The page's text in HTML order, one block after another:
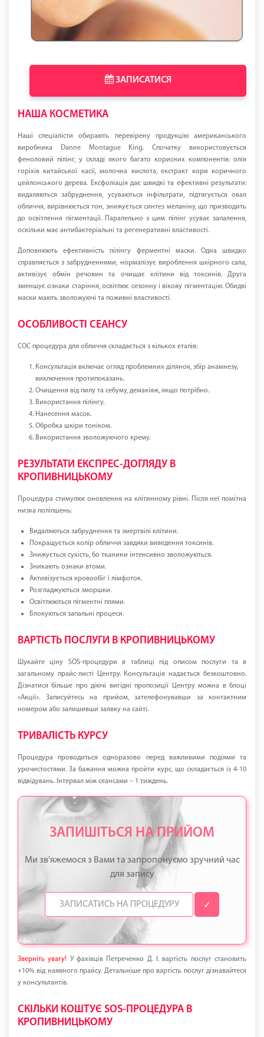
ЗАПИСАТИСЯ
НАША КОСМЕТИКА
Наші спеціалісти обирають перевірену продукцію американського
виробника Danne Montague King. Спочатку використовується
феноловий пілінг, у складі якого багато корисних компонентів: олія
горіхів китайської касії, молочна кислота, екстракт кори коричного
цейлонського дерева. Ексфоліація дає швидкі та ефективні результати:
видаляються забруднення, усуваються інфільтрати, підтягується овал
обличчя, вирівнюється тон, знижується синтез меланіну, що призводить
до освітлення пігментації. Паралельно з цим пілінг усуває запалення,
оскільки має антибактеріальні та регенеративні властивості.
Доповнюють ефективність пілінгу ферментні маски. Одна швидко
справляється з забрудненнями, нормалізує вироблення шкірного сала,
активізує обмін речовин та очищає клітини від токсинів. Друга
зменшує ознаки старіння, освітлює сезонну і вікову пігментацію. Обидві
маски мають зволожуючі та поживні властивості.
ОСОБЛИВОСТІ СЕАНСУ
СОС процедура для обличчя складається з кількох етапів:
Консультація включає огляд проблемних ділянок, збір анамнезу,
виключення протипоказань.
Очищення від пилу та себуму, демакіяж, якщо потрібно.
Використання пілінгу.
Нанесення масок.
Обробка шкіри тоніком.
Використання зволожуючого крему.
РЕЗУЛЬТАТИ ЕКСПРЕС-ДОГЛЯДУ В
КРОПИВНИЦЬКОМУ
Процедура стимулює оновлення на клітинному рівні. Після неї помітна
низка поліпшень:
Видаляються забруднення та змертвілі клітини.
Покращується колір обличчя завдяки виведення токсинів.
Знижується сухість, бо тканини інтенсивно зволожуються.
Зникають ознаки втоми.
Активізується кровообіг і лімфоток.
Розгладжуються зморшки.
Освітлюються пігментні плями.
Блокуються запальні процеси.
ВАРТІСТЬ ПОСЛУГИ В КРОПИВНИЦЬКОМУ
Шукайте ціну SOS-процедури в таблиці під описом послуги та в
загальному прайс-листі Центру. Консультація надається безкоштовно.
Дізнатися більше про діючі вигідні пропозиції Центру можна в блоці
«Акції». Записуйтесь на прийом, зателефонувавши за контактним
номером або залишивши заявку на сайті.
ТРИВАЛІСТЬ КУРСУ
Процедура проводиться одноразово перед важливими подіями та
урочистостями. За бажання можна пройти курс, що складається із 4-10
відвідувань. Інтервал між сеансами – 1 тиждень.
ЗАПИШІТЬСЯ НА ПРИЙОМ
Ми зв'яжемося з Вами та запропонуємо зручний час
для запису
✓
Зверніть увагу! У фахівців Петреченко Д. І. вартість послуг становить
+10% від наявного прайсу. Детальніше про вартість послуг дізнавайтеся
у консультантів.
СКІЛЬКИ КОШТУЄ SOS-ПРОЦЕДУРА В
КРОПИВНИЦЬКОМУ